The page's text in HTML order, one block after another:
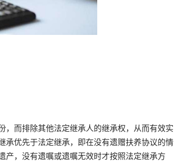
而排除其他法定继承人的继承权，从而有效实
承优先于法定继承，即在没有遗赠扶养协议的情
产，没有遗嘱或遗嘱无效时才按照法定继承方